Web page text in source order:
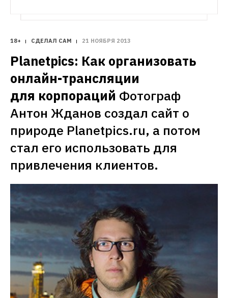
18+ СДЕЛАЛ САМ 21 НОЯБРЯ 2013
Planetpics: Как организовать
онлайн-трансляции
для корпораций Фотограф
Антон Жданов создал сайт о
природе Planetpics.ru, а потом
стал его использовать для
привлечения клиентов.